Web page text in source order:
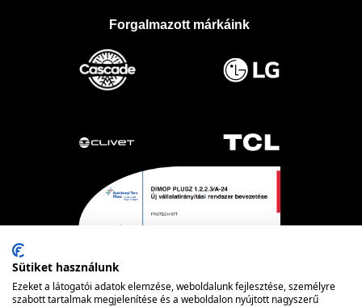
Forgalmazott márkáink
Sütiket használunk
Ezeket a látogatói adatok elemzése, weboldalunk fejlesztése, személyre
szabott tartalmak megjelenítése és a weboldalon nyújtott nagyszerű